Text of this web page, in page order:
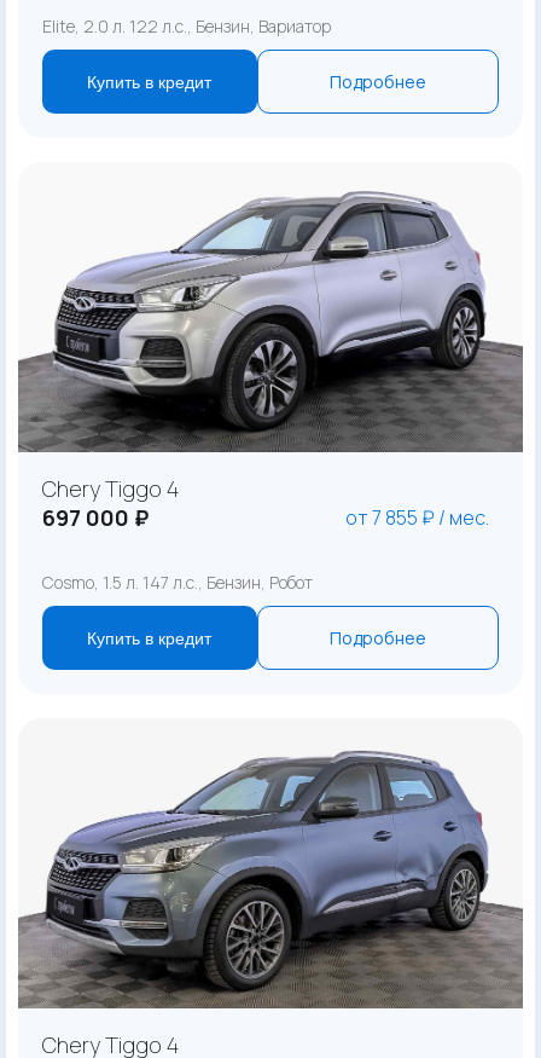
Elite, 2.0 л. 122 л.с., Бензин, Вариатор
Купить в кредит Подробнее
Chery Tiggo 4
697 000 ₽
от 7 855 ₽ / мес.
Cosmo, 1.5 л. 147 л.с., Бензин, Робот
Купить в кредит Подробнее
Chery Tiggo 4